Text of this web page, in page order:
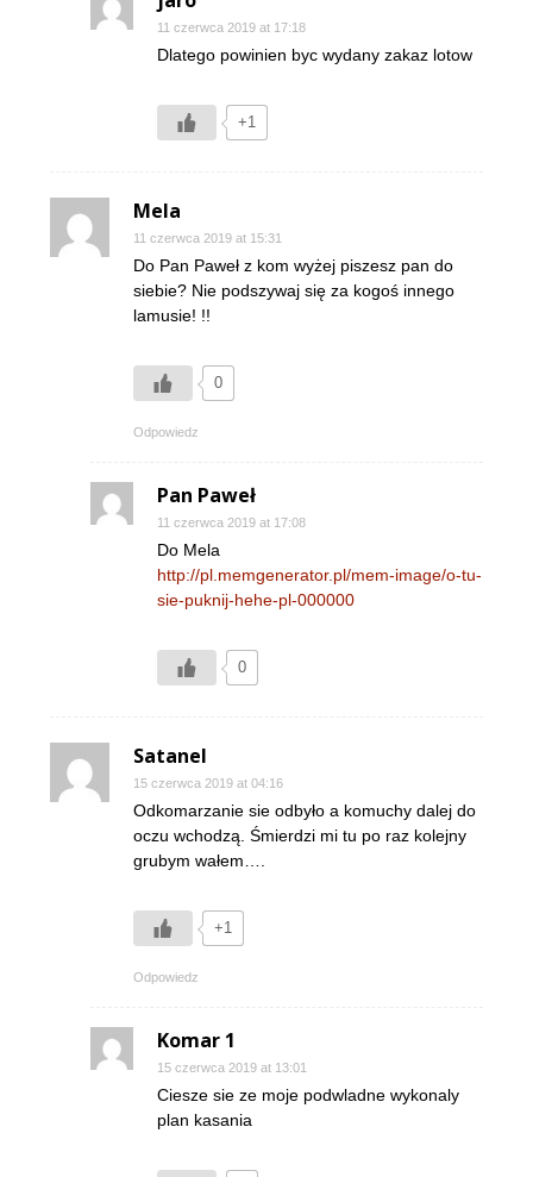
11 czerwca 2019 at 17:18
Dlatego powinien byc wydany zakaz lotow
+1
Mela
11 czerwca 2019 at 15:31
Do Pan Paweł z kom wyżej piszesz pan do
siebie? Nie podszywaj się za kogoś innego
lamusie! !!
0
Odpowiedz
Pan Paweł
11 czerwca 2019 at 17:08
Do Mela
http://pl.memgenerator.pl/mem-image/o-tu-
sie-puknij-hehe-pl-000000
0
Satanel
15 czerwca 2019 at 04:16
Odkomarzanie sie odbyło a komuchy dalej do
oczu wchodzą. Śmierdzi mi tu po raz kolejny
grubym wałem….
+1
Odpowiedz
Komar 1
15 czerwca 2019 at 13:01
Ciesze sie ze moje podwladne wykonaly
plan kasania